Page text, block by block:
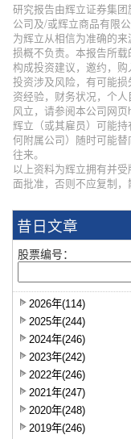
研究报告由辉立证券集
公司及/或辉立商品有限
为辉立从相信为准确的
损概不负责。本报告所
构成投资建议，邀约，购
投资涉及风险，有可能
资经验，财务状况，个
风立，请参阅本公司网页
辉立（或其雇员）可能
何附属公司）随时可能
往来。
以上资料为辉立拥有并
面批准，否则不应复制，
昔日文章
股票编号：
2026年(114)
2025年(244)
2024年(246)
2023年(242)
2022年(246)
2021年(247)
2020年(248)
2019年(246)